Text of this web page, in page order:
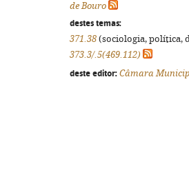
de Bouro
destes temas:
371.38 (sociologia, política,
373.3/.5(469.112)
deste editor: Câmara